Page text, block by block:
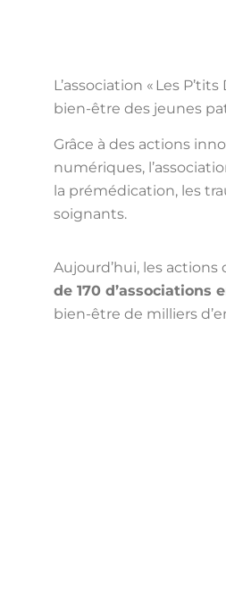
L’association « Les P’tits
bien-être des jeunes
Grâce à des actions
numériques,
la prémédication, les
soignants.
Aujourd’hui, les actions
de 170 d’associations
bien-être de milliers